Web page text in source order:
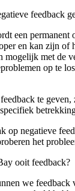
feedback
een permanent
en kan zijn of
mogelijk met de
op te
te
op negatieve
het
ooit feedback?
we feedback